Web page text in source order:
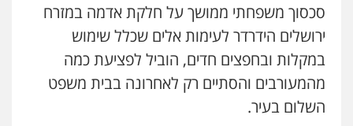
משרד עורכי דין חן ברוך
דיני תעבורה מעצרים וחקירות
0505078733
סכסוך משפחתי ממושך על חלקת אדמה במזרח
ירושלים הידרדר לעימות אלים שכלל שימוש
במקלות ובחפצים חדים, הוביל לפציעת כמה
מהמעורבים והסתיים רק לאחרונה בבית משפט
השלום בעיר.